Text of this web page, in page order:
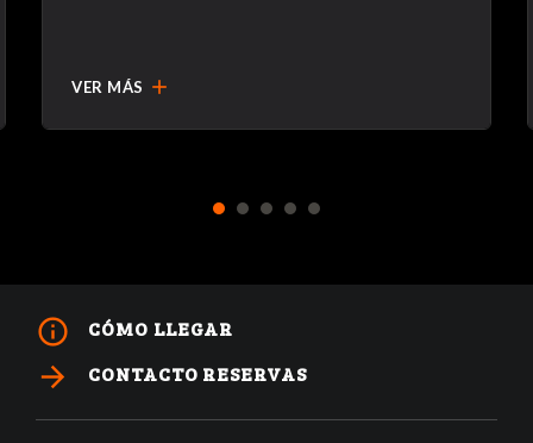
VER MÁS add
1 2 3 4 5
info_outline CÓMO LLEGAR
arrow_forward CONTACTO RESERVAS